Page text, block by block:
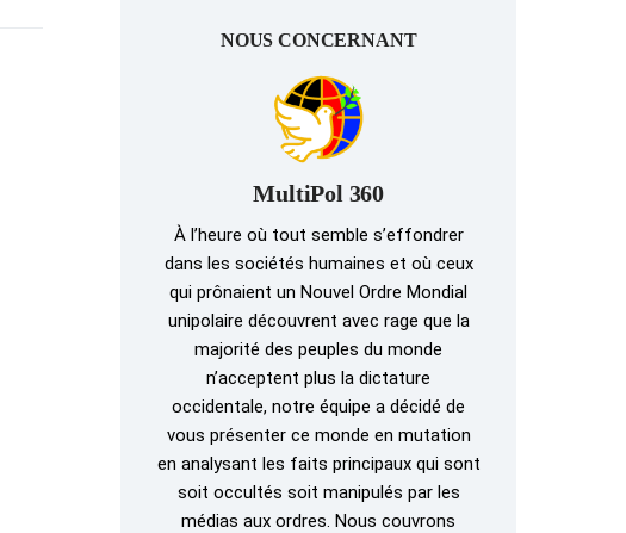
NOUS CONCERNANT
MultiPol 360
À l’heure où tout semble s’effondrer
dans les sociétés humaines et où ceux
qui prônaient un Nouvel Ordre Mondial
unipolaire découvrent avec rage que la
majorité des peuples du monde
n’acceptent plus la dictature
occidentale, notre équipe a décidé de
vous présenter ce monde en mutation
en analysant les faits principaux qui sont
soit occultés soit manipulés par les
médias aux ordres. Nous couvrons